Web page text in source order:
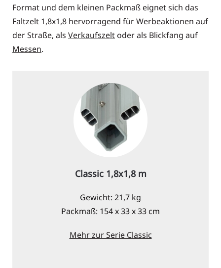
Format und dem kleinen Packmaß eignet sich das
Faltzelt 1,8x1,8 hervorragend für Werbeaktionen auf
der Straße, als Verkaufszelt oder als Blickfang auf
Messen.
Classic 1,8x1,8 m
Gewicht: 21,7 kg
Packmaß: 154 x 33 x 33 cm
Mehr zur Serie Classic